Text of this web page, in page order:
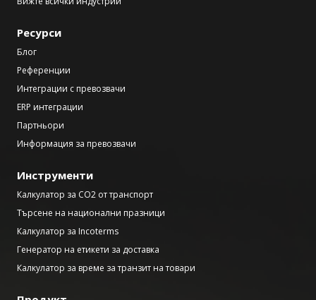
Ресурси
Блог
Референции
Интеграции с превозвачи
ERP интеграции
Партньори
Информация за превозвачи
Инструменти
Калкулатор за CO2 от транспорт
Търсене на национални празници
Калкулатор за Incoterms
Генератор на етикети за доставка
Калкулатор за време за транзит на товари